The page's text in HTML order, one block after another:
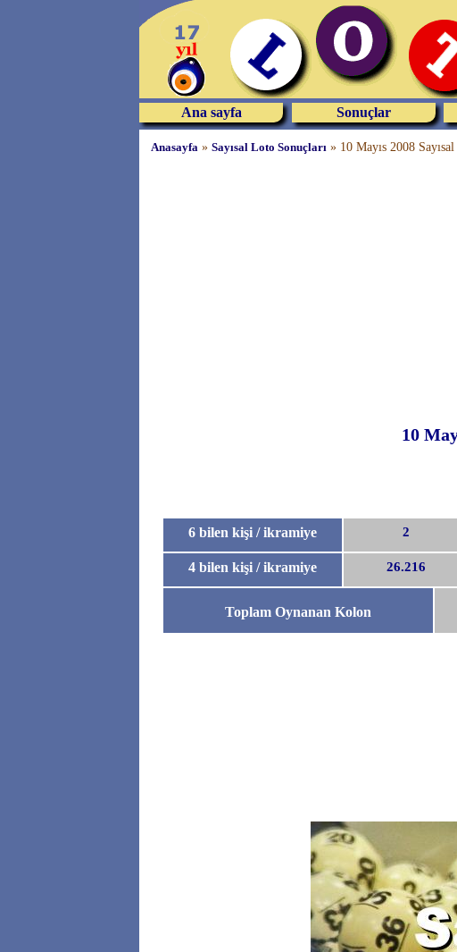
Ana sayfa Sonuçlar
Anasayfa » Sayısal Loto Sonuçları » 10 Mayıs 2008
10
6 bilen kişi / ikramiye 2
4 bilen kişi / ikramiye 26.216
Toplam Oynanan Kolon